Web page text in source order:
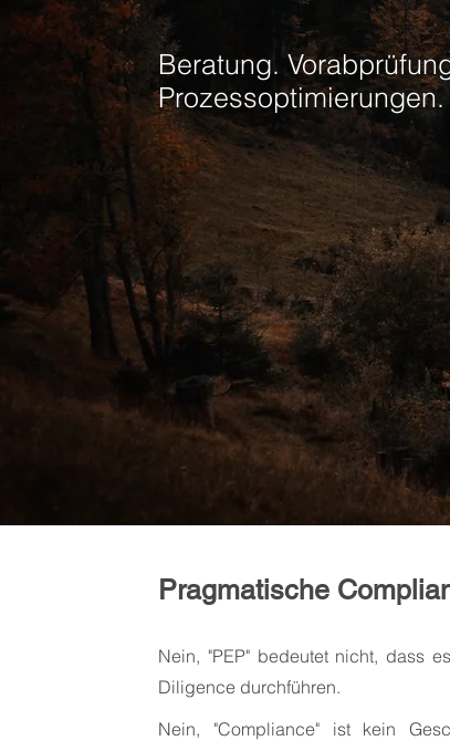
Beratung.
Prozessoptimierungen.
Pragmatische
Nein, "PEP" bedeutet nicht, dass
Diligence durchführen.
Nein, "Compliance" ist kein